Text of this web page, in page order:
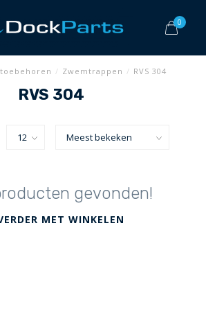
0
/ Zwemtrappen / RVS 304
RVS 304
gevonden!
MET WINKELEN